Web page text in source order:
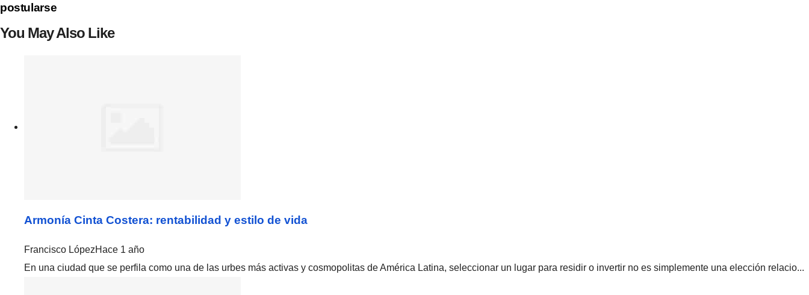
postularse
You May Also Like
Armonía Cinta Costera: rentabilidad y estilo de vida
Francisco LópezHace 1 año
En una ciudad que se perfila como una de las urbes más activas y cosmopolitas de América Latina, seleccionar un lugar para residir o invertir no es simplemente una elección relacio...